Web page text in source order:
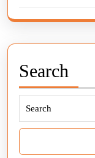
Search
Search